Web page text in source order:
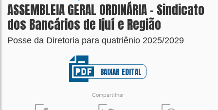
ASSEMBLEIA GERAL ORDINÁRIA - Sindicato
dos Bancários de Ijuí e Região
Posse da Diretoria para quatriênio 2025/2029
BAIXAR EDITAL
Compartilhar